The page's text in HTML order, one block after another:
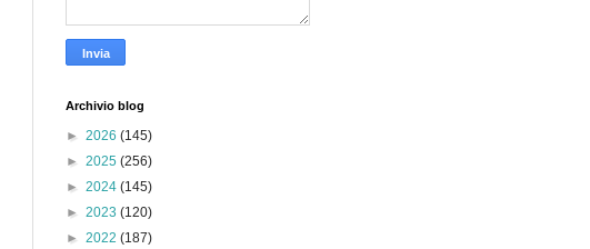
Archivio blog
► 2026 (145)
► 2025 (256)
► 2024 (145)
► 2023 (120)
► 2022 (187)